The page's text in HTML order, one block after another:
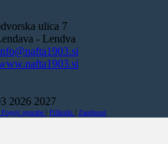
ulica 7
- Lendva
Pogoji uporabe Piškotki Zasebnost